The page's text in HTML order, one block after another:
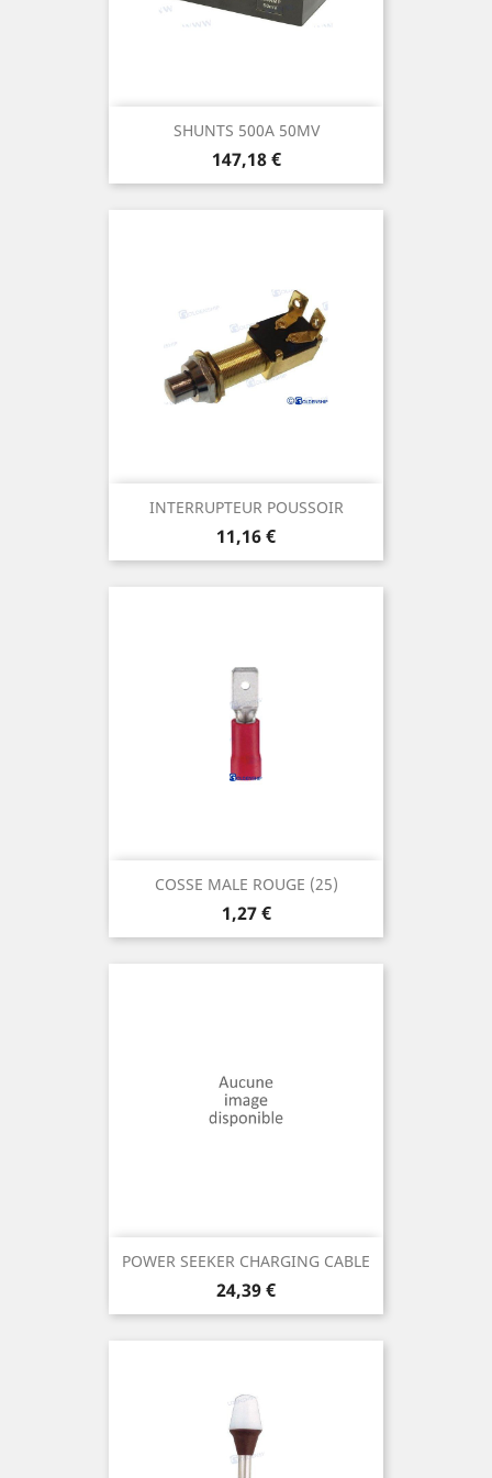
SHUNTS 500A 50MV
Prix
147,18 €
INTERRUPTEUR POUSSOIR
Prix
11,16 €
COSSE MALE ROUGE (25)
Prix
1,27 €
POWER SEEKER CHARGING CABLE
Prix
24,39 €